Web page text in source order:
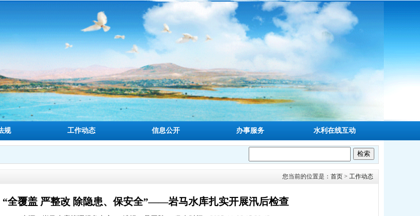
规 工作动态 信息公开 办事服务 水利在线互动
您当前的位置是： 首页 > 工作动态
“全覆盖 严整改 除隐患、保安全”——岩马水库扎实开展汛后检查